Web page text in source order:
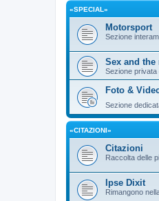
«SPECIAL»
Motorsport
Sezione
Sex and the
Sezione privata
Foto &
Sezione
«CITAZIONI»
Citazioni
Raccolta delle
Ipse Dixit
Rimangono